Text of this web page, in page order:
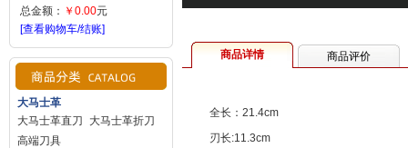
总金额： ￥0.00元
[查看购物车/结账]
大马士革
大马士革直刀
大马士革折刀
高端刀具
商品详情 商品评价
全长：21.4cm
刃长:11.3cm